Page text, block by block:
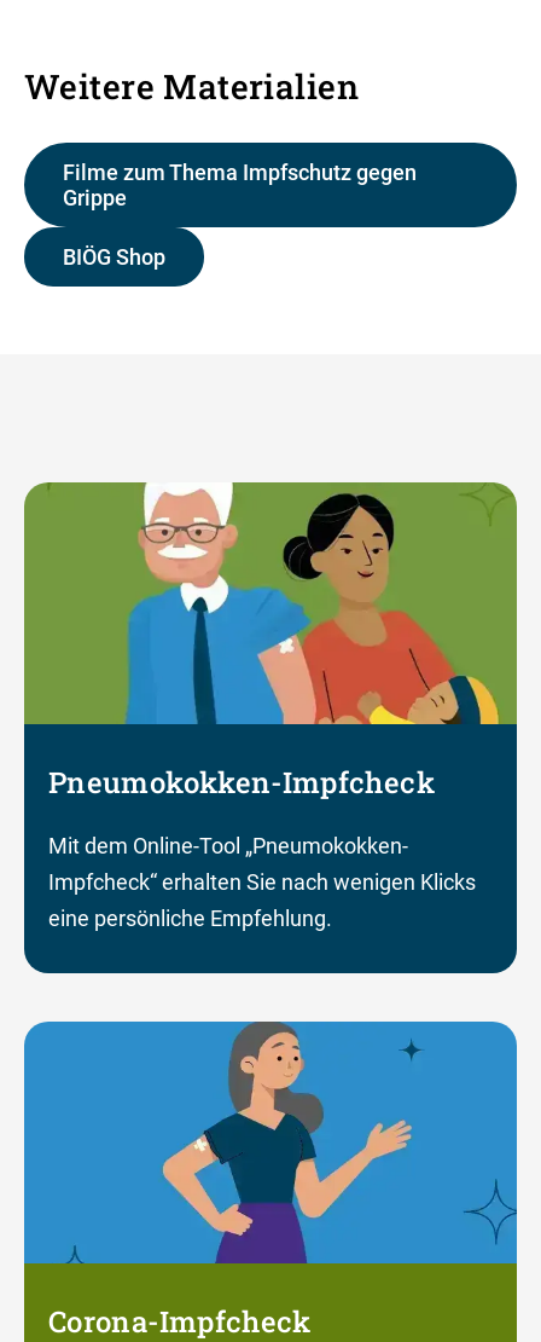
Weitere Materialien
Filme zum Thema Impfschutz gegen
Grippe
BIÖG Shop
Pneumokokken-Impfcheck
Mit dem Online-Tool „Pneumokokken-
Impfcheck“ erhalten Sie nach wenigen Klicks
eine persönliche Empfehlung.
Corona-Impfcheck